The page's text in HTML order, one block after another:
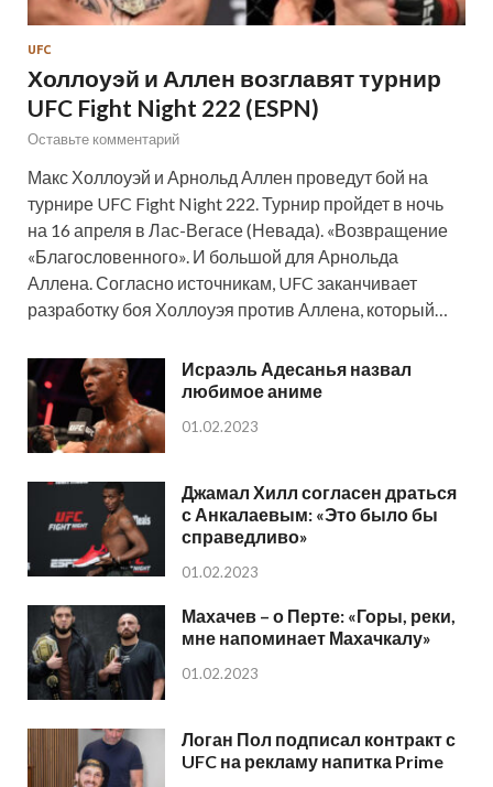
UFC
Холлоуэй и Аллен возглавят турнир
UFC Fight Night 222 (ESPN)
Оставьте комментарий
Макс Холлоуэй и Арнольд Аллен проведут бой на
турнире UFC Fight Night 222. Турнир пройдет в ночь
на 16 апреля в Лас-Вегасе (Невада). «Возвращение
«Благословенного». И большой для Арнольда
Аллена. Согласно источникам, UFC заканчивает
разработку боя Холлоуэя против Аллена, который…
Исраэль Адесанья назвал
любимое аниме
01.02.2023
Джамал Хилл согласен драться
с Анкалаевым: «Это было бы
справедливо»
01.02.2023
Махачев – о Перте: «Горы, реки,
мне напоминает Махачкалу»
01.02.2023
Логан Пол подписал контракт с
UFC на рекламу напитка Prime